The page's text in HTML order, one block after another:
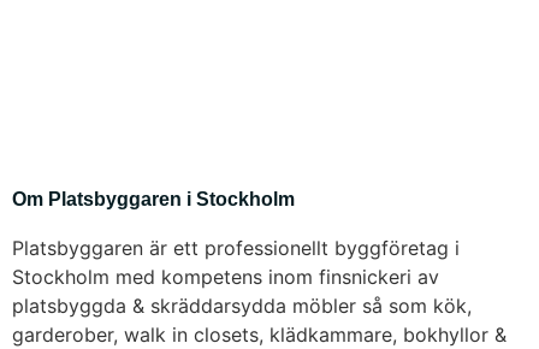
Om Platsbyggaren i Stockholm
Platsbyggaren är ett professionellt byggföretag i
Stockholm med kompetens inom finsnickeri av
platsbyggda & skräddarsydda möbler så som kök,
garderober, walk in closets, klädkammare, bokhyllor &